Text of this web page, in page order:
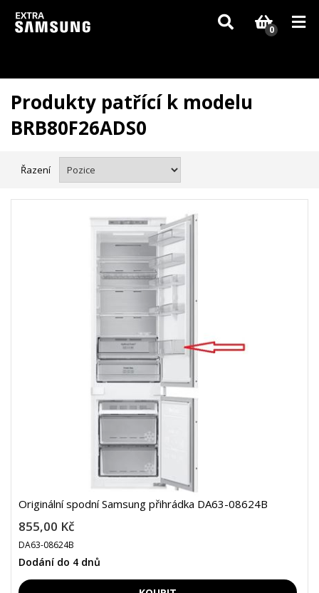
Vzhledem k aktuální situaci se může dodání dílů, které nejsou skladem,
zpozdit. Děkujeme za pochopení.
0
Produkty patřící k modelu
BRB80F26ADS0
Řazení
Originální spodní Samsung přihrádka DA63-08624B
855,00 Kč
DA63-08624B
Dodání do 4 dnů